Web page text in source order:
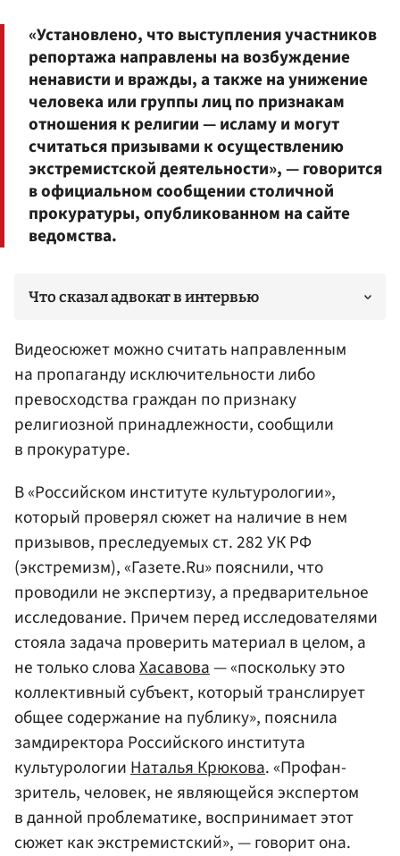
«Установлено, что выступления участников
репортажа направлены на возбуждение
ненависти и вражды, а также на унижение
человека или группы лиц по признакам
отношения к религии — исламу и могут
считаться призывами к осуществлению
экстремистской деятельности», — говорится
в официальном сообщении столичной
прокуратуры, опубликованном на сайте
ведомства.
Что сказал адвокат в интервью
Видеосюжет можно считать направленным
на пропаганду исключительности либо
превосходства граждан по признаку
религиозной принадлежности, сообщили
в прокуратуре.
В «Российском институте культурологии»,
который проверял сюжет на наличие в нем
призывов, преследуемых ст. 282 УК РФ
(экстремизм), «Газете.Ru» пояснили, что
проводили не экспертизу, а предварительное
исследование. Причем перед исследователями
стояла задача проверить материал в целом, а
не только словаХасавова— «поскольку это
коллективный субъект, который транслирует
общее содержание на публику», пояснила
замдиректора Российского института
культурологии Наталья Крюкова. «Профан-
зритель, человек, не являющейся экспертом
в данной проблематике, воспринимает этот
сюжет как экстремистский», — говорит она.